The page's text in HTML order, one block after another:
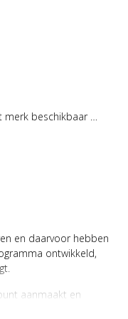
merk beschikbaar …
en daarvoor hebben
ontwikkeld,
aanmaakt en